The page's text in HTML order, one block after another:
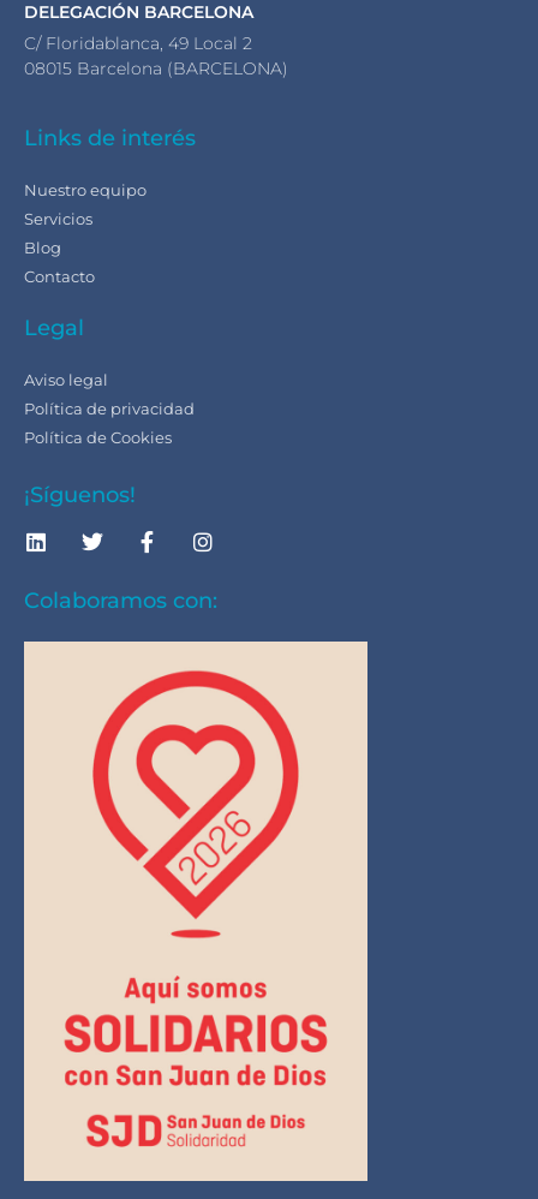
DELEGACIÓN BARCELONA
C/ Floridablanca, 49 Local 2
08015 Barcelona (BARCELONA)
Links de interés
Nuestro equipo
Servicios
Blog
Contacto
Legal
Aviso legal
Política de privacidad
Política de Cookies
¡Síguenos!
Colaboramos con: